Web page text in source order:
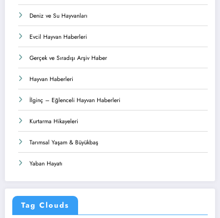
Deniz ve Su Hayvanları
Evcil Hayvan Haberleri
Gerçek ve Sıradışı Arşiv Haber
Hayvan Haberleri
İlginç – Eğlenceli Hayvan Haberleri
Kurtarma Hikayeleri
Tarımsal Yaşam & Büyükbaş
Yaban Hayatı
Tag Clouds